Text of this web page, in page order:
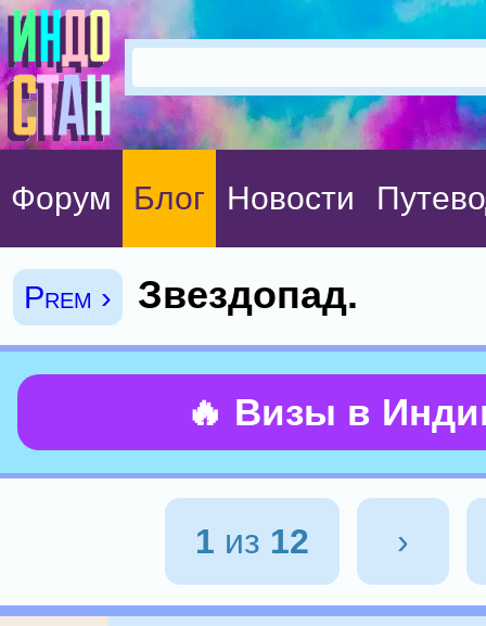
Форум Блог Новости
Prem › Звездопад.
🔥 Визы в
1 из 12 ›